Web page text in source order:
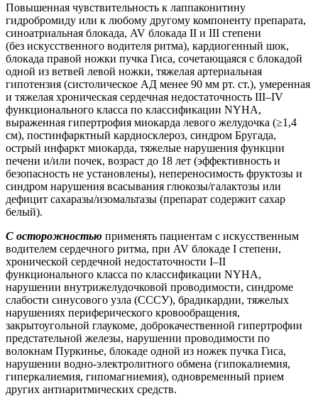
Повышенная чувствительность к лаппаконитину
гидробромиду или к любому другому компоненту препарата,
синоатриальная блокада, AV блокада II и III степени
(без искусственного водителя ритма), кардиогенный шок,
блокада правой ножки пучка Гиса, сочетающаяся с блокадой
одной из ветвей левой ножки, тяжелая артериальная
гипотензия (систолическое АД менее 90 мм рт. ст.), умеренная
и тяжелая хроническая сердечная недостаточность III–IV
функционального класса по классификации NYHA,
выраженная гипертрофия миокарда левого желудочка (≥1,4
см), постинфарктный кардиосклероз, синдром Бругада,
острый инфаркт миокарда, тяжелые нарушения функции
печени и/или почек, возраст до 18 лет (эффективность и
безопасность не установлены), непереносимость фруктозы и
синдром нарушения всасывания глюкозы/галактозы или
дефицит сахаразы/изомальтазы (препарат содержит сахар
белый).
С осторожностью применять пациентам с искусственным
водителем сердечного ритма, при AV блокаде I степени,
хронической сердечной недостаточности I–II
функционального класса по классификации NYHA,
нарушении внутрижелудочковой проводимости, синдроме
слабости синусового узла (СССУ), брадикардии, тяжелых
нарушениях периферического кровообращения,
закрытоугольной глаукоме, доброкачественной гипертрофии
предстательной железы, нарушении проводимости по
волокнам Пуркинье, блокаде одной из ножек пучка Гиса,
нарушении водно-электролитного обмена (гипокалиемия,
гиперкалиемия, гипомагниемия), одновременный прием
других антиаритмических средств.